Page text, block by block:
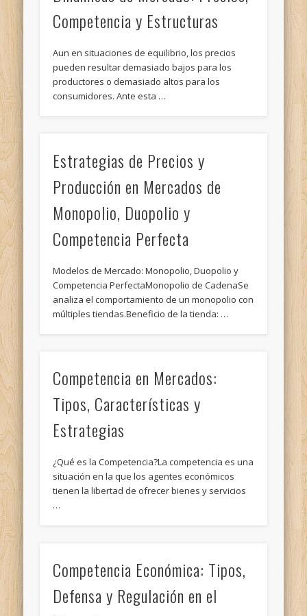
Competencia y Estructuras
Aun en situaciones de equilibrio, los precios
pueden resultar demasiado bajos para los
productores o demasiado altos para los
consumidores. Ante esta …
Estrategias de Precios y
Producción en Mercados de
Monopolio, Duopolio y
Competencia Perfecta
Modelos de Mercado: Monopolio, Duopolio y
Competencia PerfectaMonopolio de CadenaSe
analiza el comportamiento de un monopolio con
múltiples tiendas.Beneficio de la tienda: …
Competencia en Mercados:
Tipos, Características y
Estrategias
¿Qué es la Competencia?La competencia es una
situación en la que los agentes económicos
tienen la libertad de ofrecer bienes y servicios
…
Competencia Económica: Tipos,
Defensa y Regulación en el